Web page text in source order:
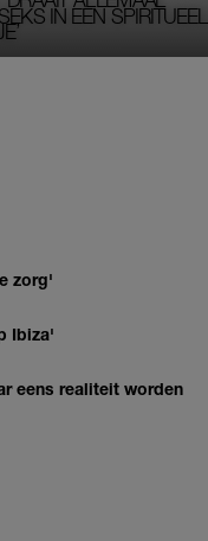
IN EEN SPIRITUEEL
zorg'
Ibiza'
eens realiteit worden